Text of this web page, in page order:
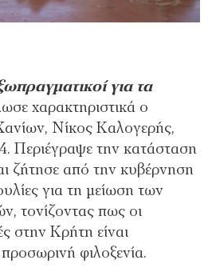
για τα
χαρακτηριστικά ο
Νίκος Καλογερής,
Περιέγραψε την κατάσταση
ζήτησε από την κυβέρνηση
για τη μείωση των
τονίζοντας πως οι
στην Κρήτη είναι
φιλοξενία.